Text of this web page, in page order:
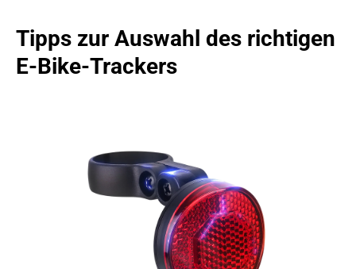
Tipps zur Auswahl des richtigen
E-Bike-Trackers